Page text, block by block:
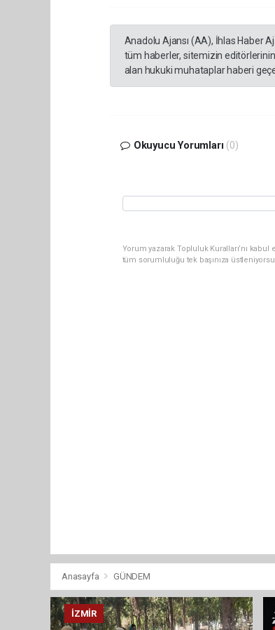
Anadolu Ajansı (AA), İhlas Haber
tüm haberler, sitemizin
alan hukuki muhataplar haberi
Okuyucu Yorumları (0)
Yorum yazarak Topluluk Kuralları’nı
tüm sorumluluğu tek başınıza
Anasayfa GÜNDEM
İZMIR